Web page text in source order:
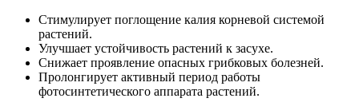
Стимулирует поглощение калия корневой системой
растений.
Улучшает устойчивость растений к засухе.
Снижает проявление опасных грибковых болезней.
Пролонгирует активный период работы
фотосинтетического аппарата растений.